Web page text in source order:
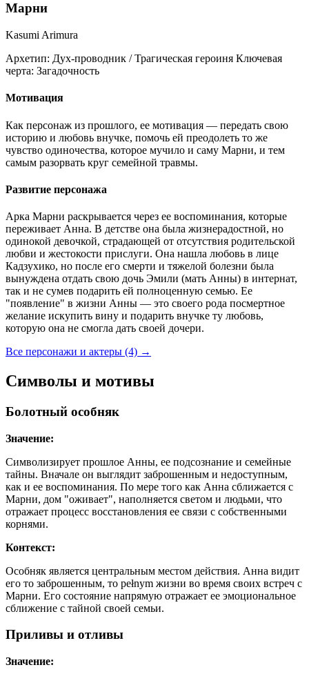
Марни
Kasumi Arimura
Архетип: Дух-проводник / Трагическая героиня Ключевая
черта: Загадочность
Мотивация
Как персонаж из прошлого, ее мотивация — передать свою
историю и любовь внучке, помочь ей преодолеть то же
чувство одиночества, которое мучило и саму Марни, и тем
самым разорвать круг семейной травмы.
Развитие персонажа
Арка Марни раскрывается через ее воспоминания, которые
переживает Анна. В детстве она была жизнерадостной, но
одинокой девочкой, страдающей от отсутствия родительской
любви и жестокости прислуги. Она нашла любовь в лице
Кадзухико, но после его смерти и тяжелой болезни была
вынуждена отдать свою дочь Эмили (мать Анны) в интернат,
так и не сумев подарить ей полноценную семью. Ее
"появление" в жизни Анны — это своего рода посмертное
желание искупить вину и подарить внучке ту любовь,
которую она не смогла дать своей дочери.
Все персонажи и актеры (4) →
Символы и мотивы
Болотный особняк
Значение:
Символизирует прошлое Анны, ее подсознание и семейные
тайны. Вначале он выглядит заброшенным и недоступным,
как и ее воспоминания. По мере того как Анна сближается с
Марни, дом "оживает", наполняется светом и людьми, что
отражает процесс восстановления ее связи с собственными
корнями.
Контекст:
Особняк является центральным местом действия. Анна видит
его то заброшенным, то pełnym жизни во время своих встреч с
Марни. Его состояние напрямую отражает ее эмоциональное
сближение с тайной своей семьи.
Приливы и отливы
Значение: